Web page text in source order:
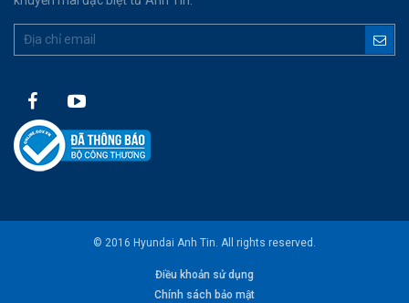
© 2016 Hyundai Anh Tin. All rights reserved.
Điều khoản sử dụng
Chính sách bảo mật